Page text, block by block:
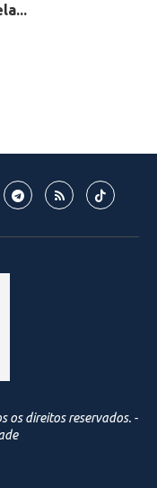
os direitos reservados. -